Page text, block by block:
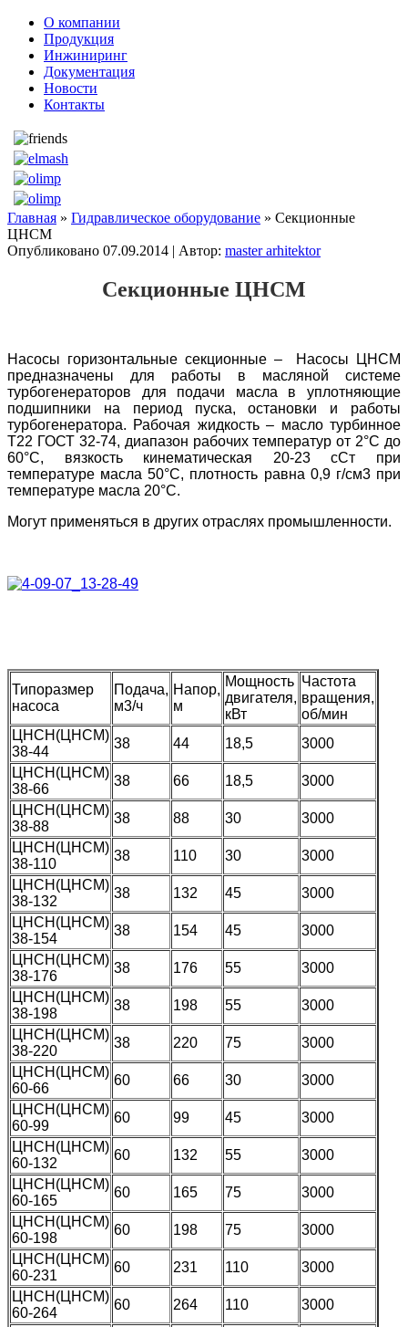
О компании
Продукция
Инжиниринг
Документация
Новости
Контакты
Главная » Гидравлическое оборудование » Секционные
ЦНСМ
Опубликовано 07.09.2014 | Автор: master arhitektor
Секционные ЦНСМ
Насосы горизонтальные секционные – Насосы ЦНСМ
предназначены для работы в масляной системе
турбогенераторов для подачи масла в уплотняющие
подшипники на период пуска, остановки и работы
турбогенератора. Рабочая жидкость – масло турбинное
Т22 ГОСТ 32-74, диапазон рабочих температур от 2°С до
60°С, вязкость кинематическая 20-23 сСт при
температуре масла 50°С, плотность равна 0,9 г/см3 при
температуре масла 20°С.
Могут применяться в других отраслях промышленности.
Типоразмер
насоса
Подача,
м3/ч
Напор,
м
Мощность
двигателя,
кВт
Частота
вращения,
об/мин
ЦНСН(ЦНСМ)
38-44
38 44 18,5
3000
ЦНСН(ЦНСМ)
38-66
38 66 18,5
3000
ЦНСН(ЦНСМ)
38-88
38 88 30
3000
ЦНСН(ЦНСМ)
38-110
38 110 30
3000
ЦНСН(ЦНСМ)
38-132
38 132 45
3000
ЦНСН(ЦНСМ)
38-154
38 154 45
3000
ЦНСН(ЦНСМ)
38-176
38 176 55
3000
ЦНСН(ЦНСМ)
38-198
38 198 55
3000
ЦНСН(ЦНСМ)
38-220
38 220 75
3000
ЦНСН(ЦНСМ)
60-66
60 66 30
3000
ЦНСН(ЦНСМ)
60-99
60 99 45
3000
ЦНСН(ЦНСМ)
60-132
60 132 55
3000
ЦНСН(ЦНСМ)
60-165
60 165 75
3000
ЦНСН(ЦНСМ)
60-198
60 198 75
3000
ЦНСН(ЦНСМ)
60-231
60 231 110
3000
ЦНСН(ЦНСМ)
60-264
60 264 110
3000